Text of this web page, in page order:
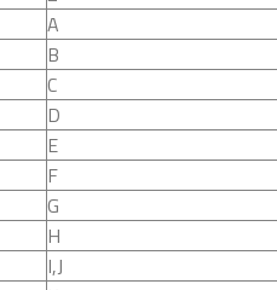
A
B
C
D
E
F
G
H
I,J